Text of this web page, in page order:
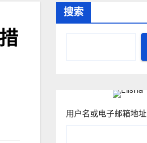
搜索
用户名或电子邮箱地址